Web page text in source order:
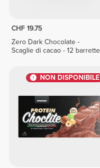
CHF 19.75
Zero Dark Chocolate -
Scaglie di cacao - 12 barrette
NON DISPONIBILE